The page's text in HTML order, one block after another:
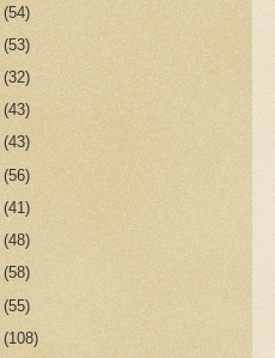
(54)
(53)
(32)
(43)
(43)
(56)
(41)
(48)
(58)
(55)
(108)